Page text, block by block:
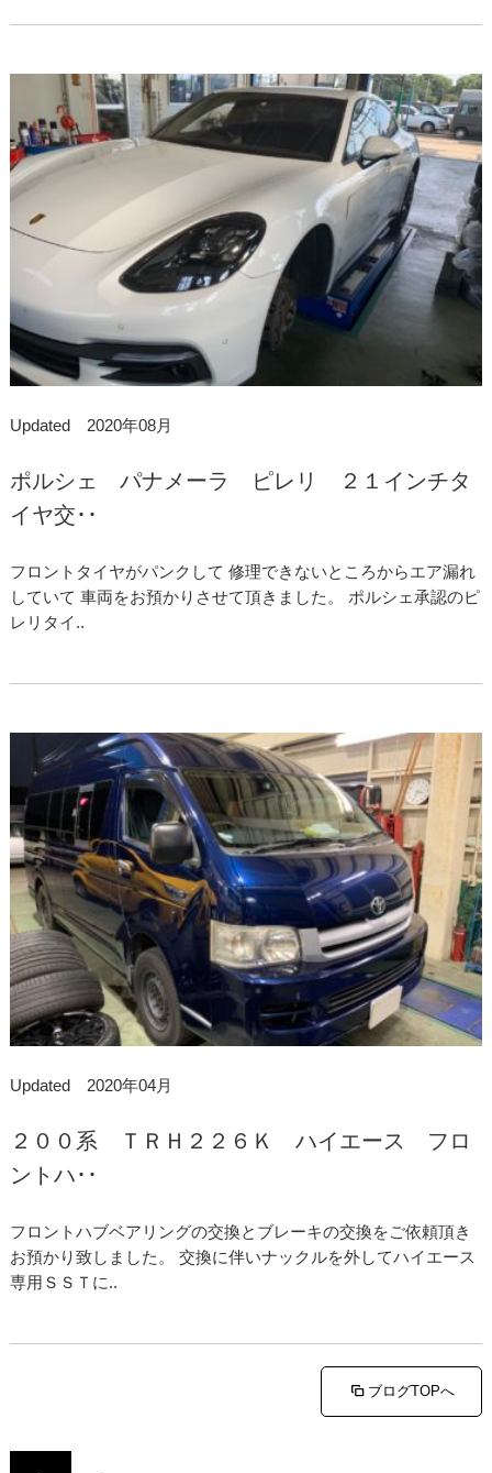
Updated 2020年08月
ポルシェ パナメーラ ピレリ ２１インチタ
イヤ交･･
フロントタイヤがパンクして 修理できないところからエア漏れ
していて 車両をお預かりさせて頂きました。 ポルシェ承認のピ
レリタイ..
Updated 2020年04月
２００系 ＴＲＨ２２６Ｋ ハイエース フロ
ントハ･･
フロントハブベアリングの交換とブレーキの交換をご依頼頂き
お預かり致しました。 交換に伴いナックルを外してハイエース
専用ＳＳＴに..
ブログTOPへ